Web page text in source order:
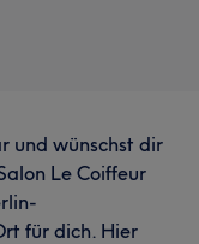
und wünschst dir
Le Coiffeur
für dich. Hier